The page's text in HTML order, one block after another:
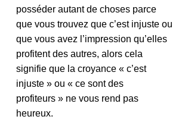
posséder autant de choses parce
que vous trouvez que c’est injuste ou
que vous avez l’impression qu’elles
profitent des autres, alors cela
signifie que la croyance « c’est
injuste » ou « ce sont des
profiteurs » ne vous rend pas
heureux.